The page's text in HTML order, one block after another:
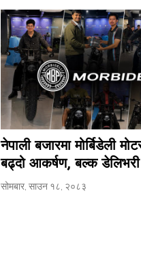
नेपाली बजारमा मोर्बिडेली
बढ्दो आकर्षण, बल्क
सोमबार, साउन १८, २०८३